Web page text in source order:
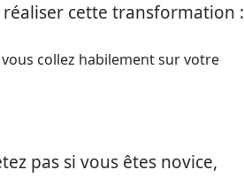
cette transformation :
collez habilement sur votre
pas si vous êtes novice,